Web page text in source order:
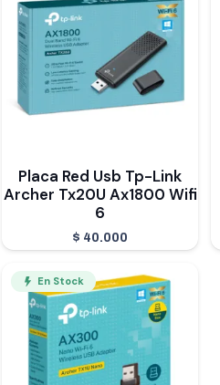
Placa Red Usb Tp-Link
Archer Tx20U Ax1800 Wifi
6
$ 40.000
En Stock